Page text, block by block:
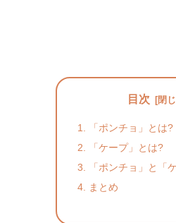
目次
「ポンチョ」とは?
「ケープ」とは?
「ポンチョ」と「
まとめ